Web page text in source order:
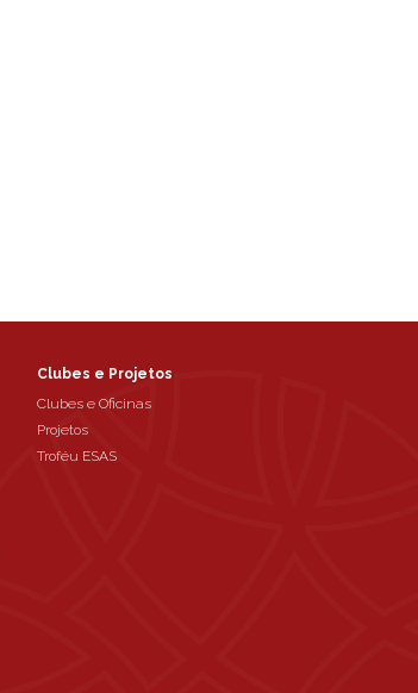
Clubes e Projetos
Clubes e Oficinas
Projetos
Troféu ESAS